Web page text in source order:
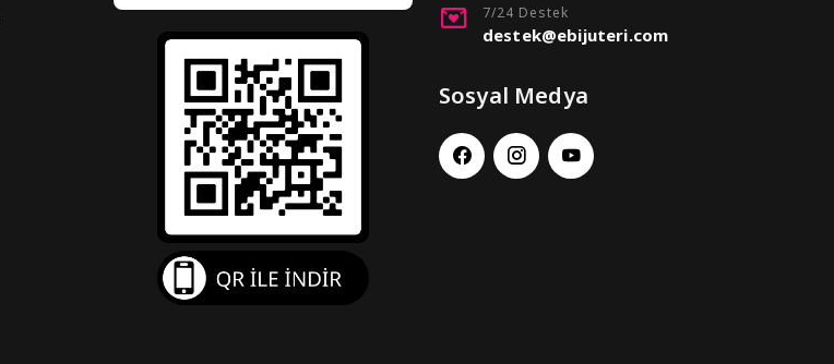
7/24 Destek
destek@ebijuteri.com
Sosyal Medya